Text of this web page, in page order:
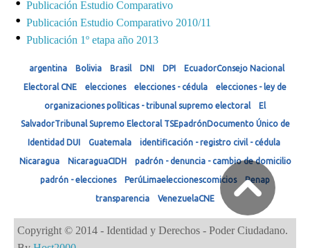
Publicación Estudio Comparativo
Publicación Estudio Comparativo 2010/11
Publicación 1º etapa año 2013
argentina Bolivia Brasil DNI DPI EcuadorConsejo Nacional
Electoral CNE elecciones elecciones - cédula elecciones - ley de
organizaciones polìticas - tribunal supremo electoral
El
SalvadorTribunal Supremo Electoral TSEpadrónDocumento Único de
Identidad DUI Guatemala identificación - registro civil - cédula
Nicaragua NicaraguaCIDH padrón - denuncia - cambio de domicilio
padrón - elecciones PerúLimaeleccionescomicios Renap
transparencia VenezuelaCNE
Copyright © 2014 - Identidad y Derechos - Poder Ciudadano.